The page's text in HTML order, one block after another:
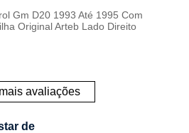
Gm D20 1993 Até 1995 Com
Original Arteb Lado Direito
avaliações
de